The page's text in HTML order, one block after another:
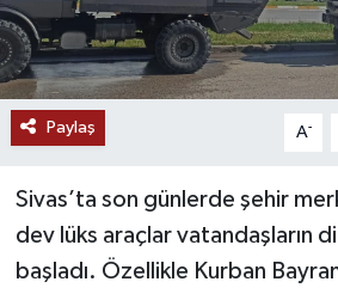
Paylaş A-
Sivas’ta son günlerde şehir
dev lüks araçlar vatandaşların
başladı. Özellikle Kurban
SPOR
TEKNOLOJİ